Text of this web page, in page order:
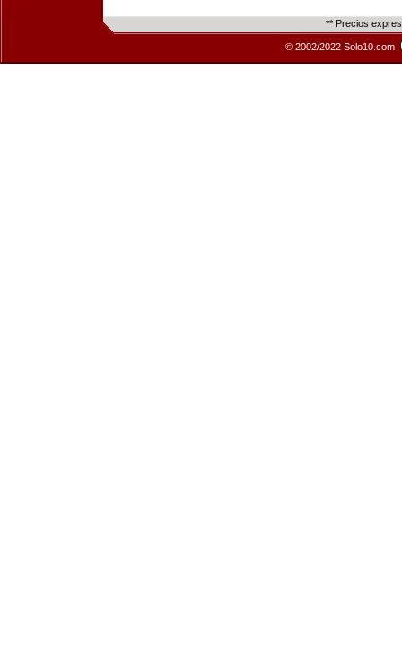
** Precios
© 2002/2022 Solo10.com